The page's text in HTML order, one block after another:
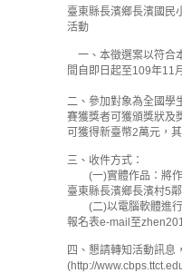
臺東縣長濱鄉長濱國民
活動
一、本徵選案以符合
間自即日起至109年11
二、參加對象為全國學
賽獲獎者可獲頒獎狀及
可獲得新臺幣2萬元，
三、收件方式：
(一)實體作品：將作
臺東縣長濱鄉長濱村5
(二)以電腦軟體進行
報名表e-mail至
四、懇請轉知活動訊息
(http://